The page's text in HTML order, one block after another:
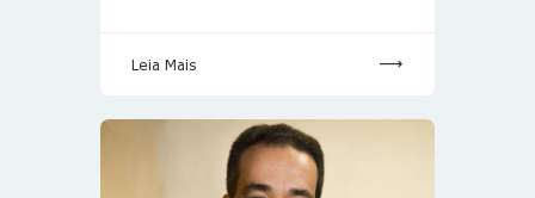
Leia Mais